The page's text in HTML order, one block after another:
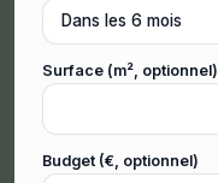
Surface (m², optionnel)
Budget (€, optionnel)